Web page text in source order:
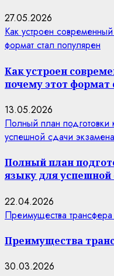
27.05.2026
Как устроен
формат стал популярен
Как устроен
почему этот формат
13.05.2026
Полный план подготовки
успешной сдачи экзамена
Полный план
языку для успешной
22.04.2026
Преимущества
Преимущества
30.03.2026